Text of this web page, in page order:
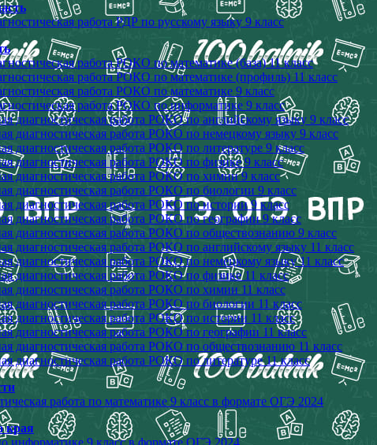
работа РДР по русскому языку 9 класс
работа РОКО по математике (база) 11 класс
работа РОКО по математике (профиль) 11 класс
работа РОКО по математике 9 класс
работа РОКО по информатике 9 класс
диагностическая работа РОКО по английскому языку 9 класс
диагностическая работа РОКО по немецкому языку 9 класс
диагностическая работа РОКО по литературе 9 класс
диагностическая работа РОКО по физике 9 класс
диагностическая работа РОКО по химии 9 класс
диагностическая работа РОКО по биологии 9 класс
диагностическая работа РОКО по истории 9 класс
диагностическая работа РОКО по географии 9 класс
диагностическая работа РОКО по обществознанию 9 класс
диагностическая работа РОКО по английскому языку 11 класс
диагностическая работа РОКО по немецкому языку 11 класс
диагностическая работа РОКО по физике 11 класс
диагностическая работа РОКО по химии 11 класс
диагностическая работа РОКО по биологии 11 класс
диагностическая работа РОКО по истории 11 класс
диагностическая работа РОКО по географии 11 класс
диагностическая работа РОКО по обществознанию 11 класс
диагностическая работа РОКО по литературе 11 класс
работа по математике 9 класс в формате ОГЭ 2024
края